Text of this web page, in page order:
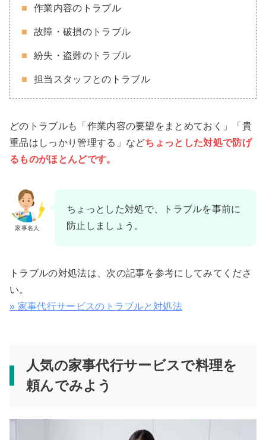
作業内容のトラブル
故障・破損のトラブル
紛失・盗難のトラブル
担当スタッフとのトラブル
どのトラブルも「作業内容の要望をまとめておく」「貴
重品はしっかり管理する」などちょっとした対処で防げ
るものがほとんどです。
家事名人
ちょっとした対処で、トラブルを事前に
防止しましょう。
トラブルの対処法は、次の記事を参考にしてみてくださ
い。
» 家事代行サービスのトラブルと対処法
人気の家事代行サービスで料理を
頼んでみよう